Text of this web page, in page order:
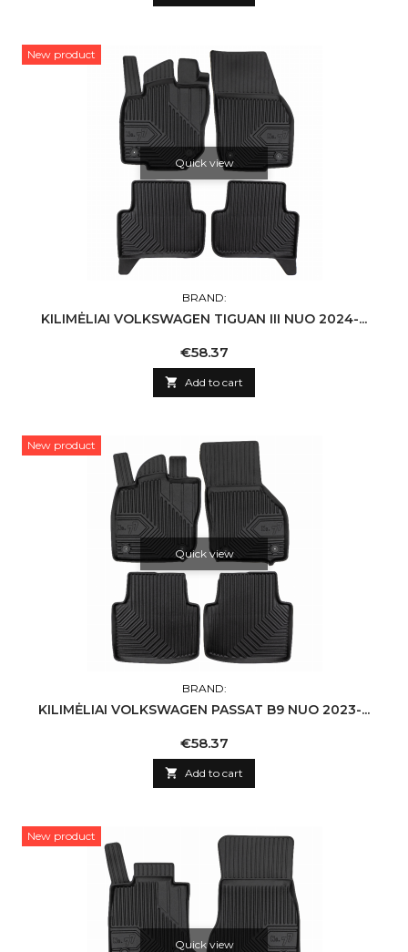
New product
Quick view
BRAND:
KILIMĖLIAI VOLKSWAGEN TIGUAN III NUO 2024-...
Price
€58.37
 Add to cart
New product
Quick view
BRAND:
KILIMĖLIAI VOLKSWAGEN PASSAT B9 NUO 2023-...
Price
€58.37
 Add to cart
New product
Quick view